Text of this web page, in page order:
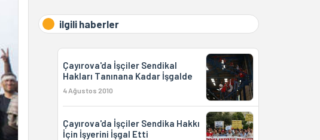
ilgili haberler
Çayırova'da İşçiler Sendikal
Hakları Tanınana Kadar İşgalde
4 Ağustos 2010
Çayırova'da İşçiler Sendika Hakkı
İçin İşyerini İşgal Etti